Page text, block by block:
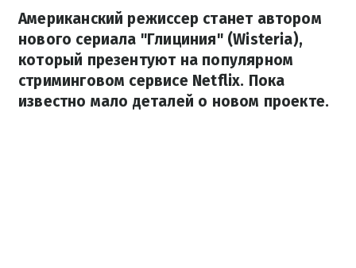
Американский режиссер станет автором
нового сериала "Глициния" (Wisteria),
который презентуют на популярном
стриминговом сервисе Netflix. Пока
известно мало деталей о новом проекте.